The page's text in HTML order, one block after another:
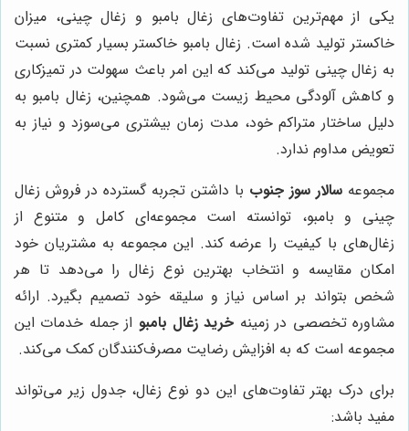
یکی از مهم‌ترین تفاوت‌های زغال بامبو و زغال چینی، میزان
خاکستر تولید شده است. زغال بامبو خاکستر بسیار کمتری نسبت
به زغال چینی تولید می‌کند که این امر باعث سهولت در تمیزکاری
و کاهش آلودگی محیط زیست می‌شود. همچنین، زغال بامبو به
دلیل ساختار متراکم خود، مدت زمان بیشتری می‌سوزد و نیاز به
تعویض مداوم ندارد.
مجموعه سالار سوز جنوب با داشتن تجربه گسترده در فروش زغال
چینی و بامبو، توانسته است مجموعه‌ای کامل و متنوع از
زغال‌های با کیفیت را عرضه کند. این مجموعه به مشتریان خود
امکان مقایسه و انتخاب بهترین نوع زغال را می‌دهد تا هر
شخص بتواند بر اساس نیاز و سلیقه خود تصمیم بگیرد. ارائه
مشاوره تخصصی در زمینه خرید زغال بامبو از جمله خدمات این
مجموعه است که به افزایش رضایت مصرف‌کنندگان کمک می‌کند.
برای درک بهتر تفاوت‌های این دو نوع زغال، جدول زیر می‌تواند
مفید باشد: